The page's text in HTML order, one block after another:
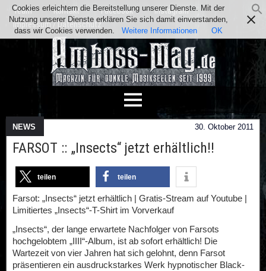
Team Kontakt Facebook
Instagram
Impressum / Datenschutz
NEWS 30. Oktober 2011
FARSOT :: „Insects“ jetzt erhältlich!!
teilen teilen
Farsot: „Insects“ jetzt erhältlich | Gratis-Stream auf Youtube |
Limitiertes „Insects“-T-Shirt im Vorverkauf
„Insects“, der lange erwartete Nachfolger von Farsots
hochgelobtem „IIII“-Album, ist ab sofort erhältlich! Die
Wartezeit von vier Jahren hat sich gelohnt, denn Farsot
präsentieren ein ausdruckstarkes Werk hypnotischer Black-
Cookies erleichtern die Bereitstellung unserer Dienste. Mit der
Nutzung unserer Dienste erklären Sie sich damit einverstanden,
dass wir Cookies verwenden.
Weitere Informationen OK